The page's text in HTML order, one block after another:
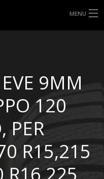
MENU
9MM
120
PER
R15,215